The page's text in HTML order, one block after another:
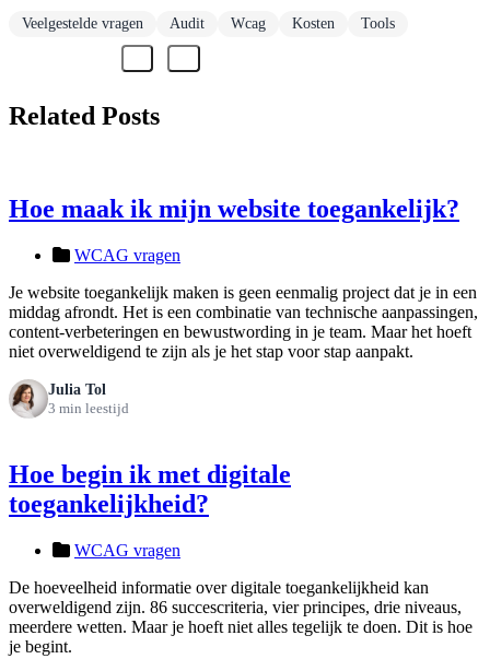
Veelgestelde vragen Audit Wcag Kosten Tools
Related Posts
Hoe maak ik mijn website toegankelijk?
WCAG vragen
Je website toegankelijk maken is geen eenmalig project dat je in een
middag afrondt. Het is een combinatie van technische aanpassingen,
content-verbeteringen en bewustwording in je team. Maar het hoeft
niet overweldigend te zijn als je het stap voor stap aanpakt.
Julia Tol
3 min leestijd
Hoe begin ik met digitale
toegankelijkheid?
WCAG vragen
De hoeveelheid informatie over digitale toegankelijkheid kan
overweldigend zijn. 86 succescriteria, vier principes, drie niveaus,
meerdere wetten. Maar je hoeft niet alles tegelijk te doen. Dit is hoe
je begint.